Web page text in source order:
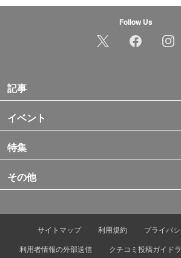
Follow Us
記事
イベント
特集
その他
サイトマップ 利用規約
プライバ
利用者情報の外部送信
クチコミ投稿ガイド